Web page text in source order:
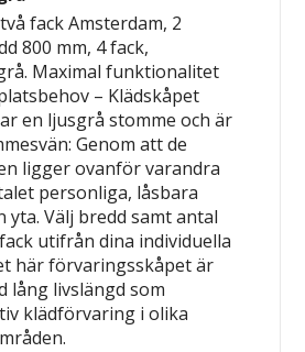
fack Amsterdam, 2
800 mm, 4 fack,
Maximal funktionalitet
– Klädskåpet
en ljusgrå stomme och är
Genom att de
ligger ovanför varandra
personliga, låsbara
yta. Välj bredd samt antal
utifrån dina individuella
här förvaringsskåpet är
lång livslängd som
klädförvaring i olika